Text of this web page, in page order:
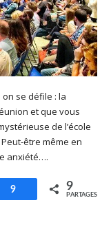
on se défile : la
et que vous
de l’école
être même en
anxiété….
9 9
PARTAGES